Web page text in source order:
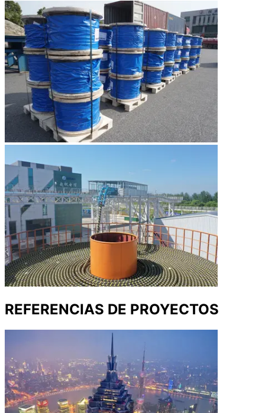
REFERENCIAS DE PROYECTOS